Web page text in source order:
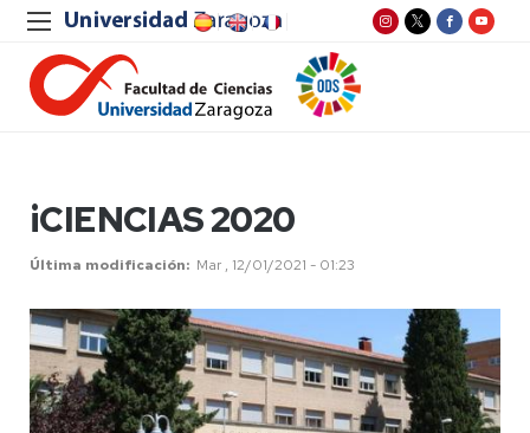
iCIENCIAS 2020
Última modificación Mar , 12/01/2021 - 01:23